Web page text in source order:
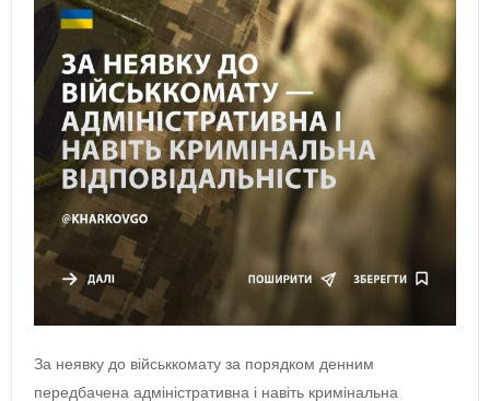
За неявку до військкомату за порядком денним
передбачена адміністративна і навіть кримінальна